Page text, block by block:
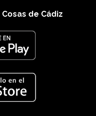
Cosas de Cádiz